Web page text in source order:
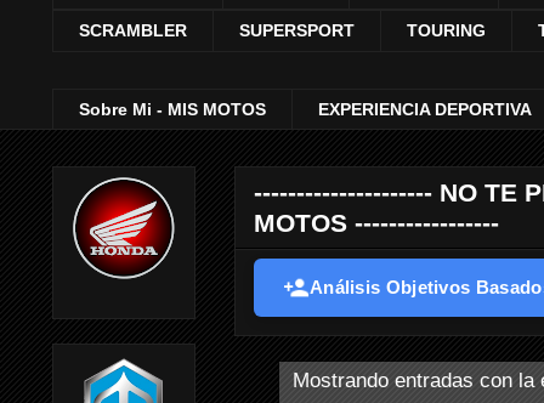
SCRAMBLER SUPERSPORT TOURING
Sobre Mi - MIS MOTOS EXPERIENCIA DEPORTIVA
--------------------- NO TE
MOTOS -----------------
Análisis Objetivos
Mostrando entradas con